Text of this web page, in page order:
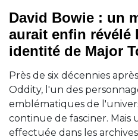
David Bowie : un
aurait enfin révélé
identité de Major
Près de six décennies
Oddity, l'un des
emblématiques de
continue de fasciner. Mais
effectuée dans les